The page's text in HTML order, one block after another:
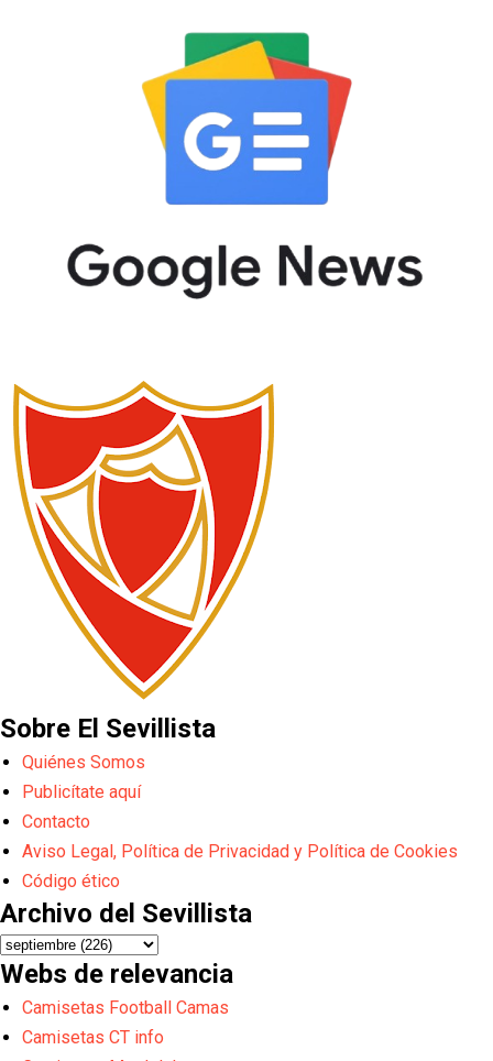
Sobre El Sevillista
Quiénes Somos
Publicítate aquí
Contacto
Aviso Legal, Política de Privacidad y Política de Cookies
Código ético
Archivo del Sevillista
Webs de relevancia
Camisetas Football Camas
Camisetas CT info